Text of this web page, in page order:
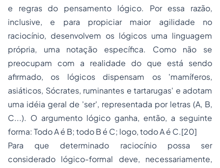
e regras do pensamento lógico. Por essa razão,
inclusive, e para propiciar maior agilidade no
raciocínio, desenvolvem os lógicos uma linguagem
própria, uma notação específica. Como não se
preocupam com a realidade do que está sendo
afirmado, os lógicos dispensam os 'mamíferos,
asiáticos, Sócrates, ruminantes e tartarugas' e adotam
uma idéia geral de 'ser', representada por letras (A, B,
C...). O argumento lógico ganha, então, a seguinte
forma: Todo A é B; todo B é C; logo, todo A é C.[20]
Para que determinado raciocínio possa ser
considerado lógico-formal deve, necessariamente,